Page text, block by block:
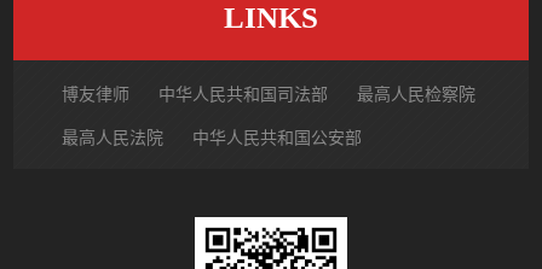
LINKS
博友律师 中华人民共和国司法部 最高人民检察院
最高人民法院 中华人民共和国公安部
北京市朝阳区律师协会 中国裁判文书网